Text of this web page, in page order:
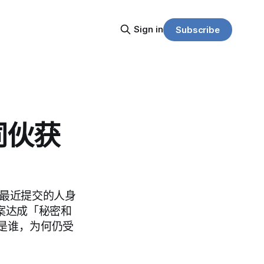
Sign in Subscribe
获
近提交的人身
达成「秘密和
谁，为何仍受